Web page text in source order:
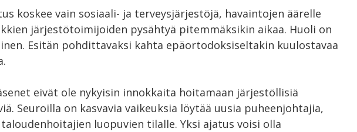
koskee vain sosiaali- ja terveysjärjestöjä, havaintojen äärelle
järjestötoimijoiden pysähtyä pitemmäksikin aikaa. Huoli on
Esitän pohdittavaksi kahta epäortodoksiseltakin kuulostavaa
eivät ole nykyisin innokkaita hoitamaan järjestöllisiä
Seuroilla on kasvavia vaikeuksia löytää uusia puheenjohtajia,
luopuvien tilalle. Yksi ajatus voisi olla